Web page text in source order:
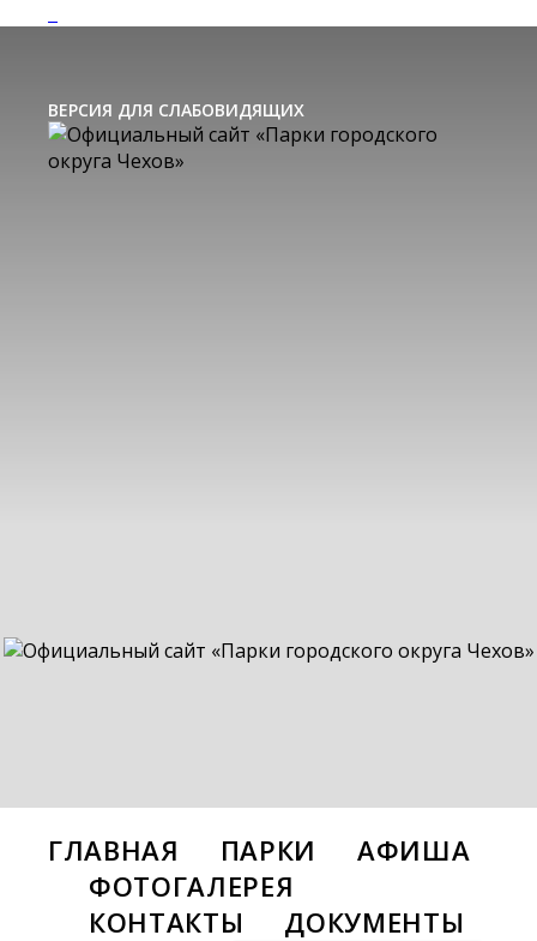
ВЕРСИЯ ДЛЯ СЛАБОВИДЯЩИХ
ГЛАВНАЯ ПАРКИ
АФИША
ФОТОГАЛЕРЕЯ
КОНТАКТЫ
ДОКУМЕНТЫ